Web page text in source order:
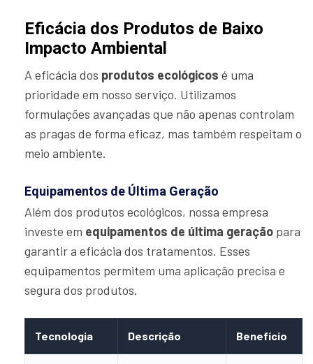
Eficácia dos Produtos de Baixo
Impacto Ambiental
A eficácia dos produtos ecológicos é uma
prioridade em nosso serviço. Utilizamos
formulações avançadas que não apenas controlam
as pragas de forma eficaz, mas também respeitam o
meio ambiente.
Equipamentos de Última Geração
Além dos produtos ecológicos, nossa empresa
investe em equipamentos de última geração para
garantir a eficácia dos tratamentos. Esses
equipamentos permitem uma aplicação precisa e
segura dos produtos.
Tecnologia Descrição Benefício